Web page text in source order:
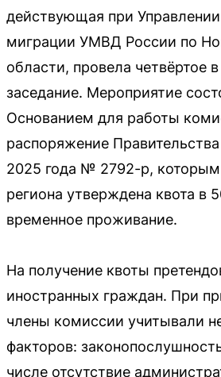
действующая при
миграции УМВД России по
области, провела четвёртое
заседание. Мероприятие
Основанием для работы
распоряжение
2025 года № 2792-р, которым
региона утверждена квота в
временное проживание.
На получение квоты
иностранных граждан. При
члены комиссии учитывали
факторов:
числе отсутствие